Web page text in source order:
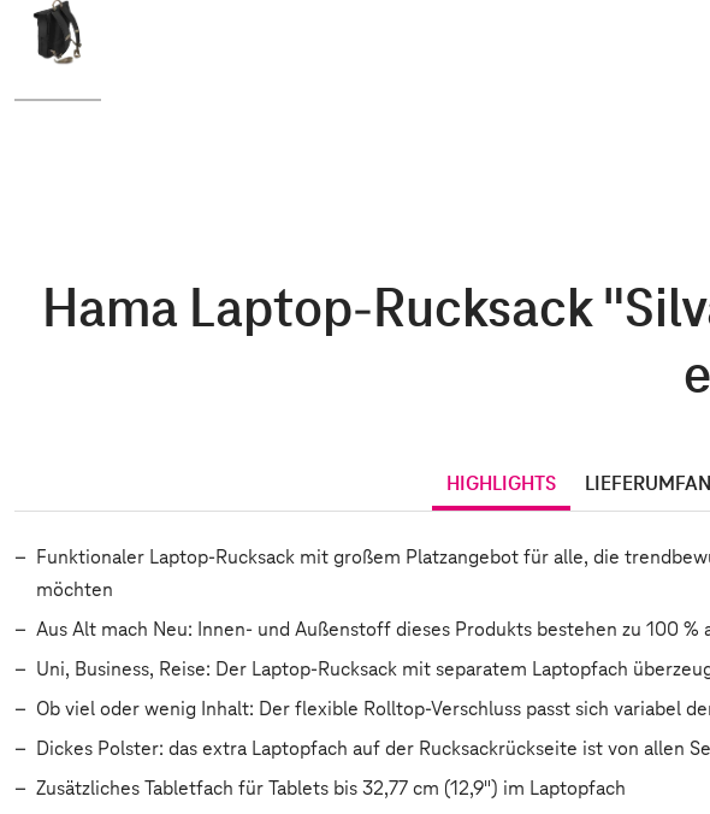
Hama Laptop-Rucksack
HIGHLIGHTS
Funktionaler Laptop-Rucksack mit großem Platzangebot für alle, die
möchten
Aus Alt mach Neu: Innen- und Außenstoff dieses Produkts bestehen zu 100
Uni, Business, Reise: Der Laptop-Rucksack mit separatem Laptopfach
Ob viel oder wenig Inhalt: Der flexible Rolltop-Verschluss passt sich variabel
Dickes Polster: das extra Laptopfach auf der Rucksackrückseite ist von allen
Zusätzliches Tabletfach für Tablets bis 32,77 cm (12,9") im Laptopfach